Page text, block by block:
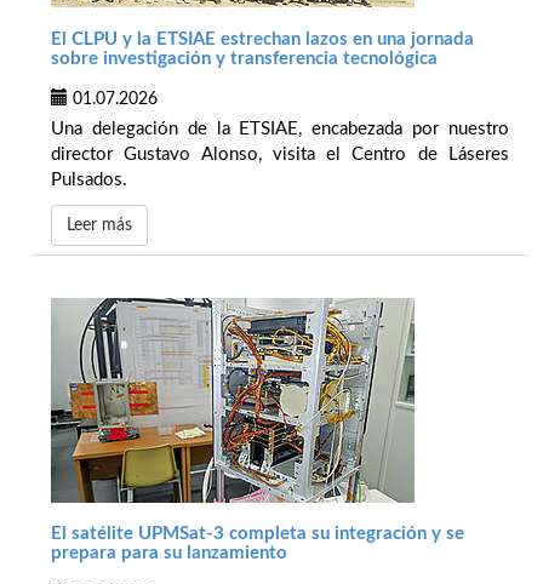
El CLPU y la ETSIAE estrechan lazos en una jornada
sobre investigación y transferencia tecnológica
01.07.2026
Una delegación de la ETSIAE, encabezada por nuestro
director Gustavo Alonso, visita el Centro de Láseres
Pulsados.
Leer más
El satélite UPMSat-3 completa su integración y se
prepara para su lanzamiento